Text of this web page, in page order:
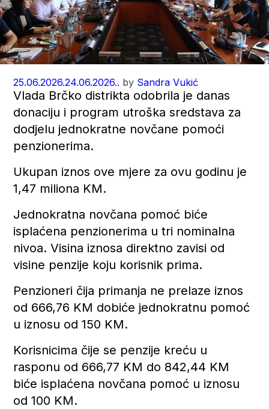
25.06.2026.24.06.2026.. by Sandra Vukić
Vlada Brčko distrikta odobrila je danas
donaciju i program utroška sredstava za
dodjelu jednokratne novčane pomoći
penzionerima.
Ukupan iznos ove mjere za ovu godinu je
1,47 miliona KM.
Jednokratna novčana pomoć biće
isplaćena penzionerima u tri nominalna
nivoa. Visina iznosa direktno zavisi od
visine penzije koju korisnik prima.
Penzioneri čija primanja ne prelaze iznos
od 666,76 KM dobiće jednokratnu pomoć
u iznosu od 150 KM.
Korisnicima čije se penzije kreću u
rasponu od 666,77 KM do 842,44 KM
biće isplaćena novčana pomoć u iznosu
od 100 KM.